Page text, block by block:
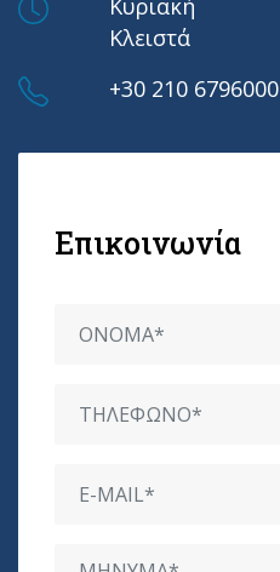
Κυριακή
Κλειστά
+30 210 6796000
Επικοινωνία